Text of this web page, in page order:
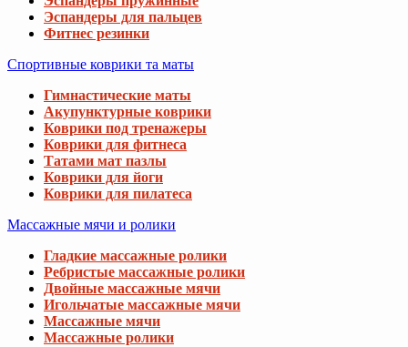
Эспандеры для пальцев
Фитнес резинки
Спортивные коврики та маты
Гимнастические маты
Акупунктурные коврики
Коврики под тренажеры
Коврики для фитнеса
Татами мат пазлы
Коврики для йоги
Коврики для пилатеса
Массажные мячи и ролики
Гладкие массажные ролики
Ребристые массажные ролики
Двойные массажные мячи
Игольчатые массажные мячи
Массажные мячи
Массажные ролики